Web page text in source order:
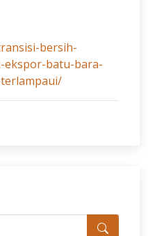
bersih-
ekspor-batu-bara-